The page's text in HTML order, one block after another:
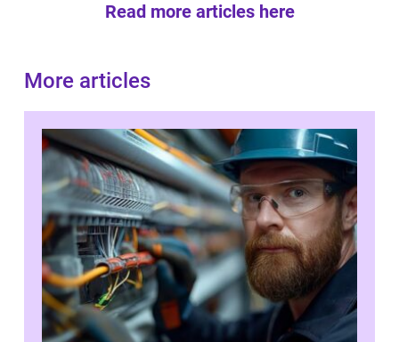
Read more articles here
More articles